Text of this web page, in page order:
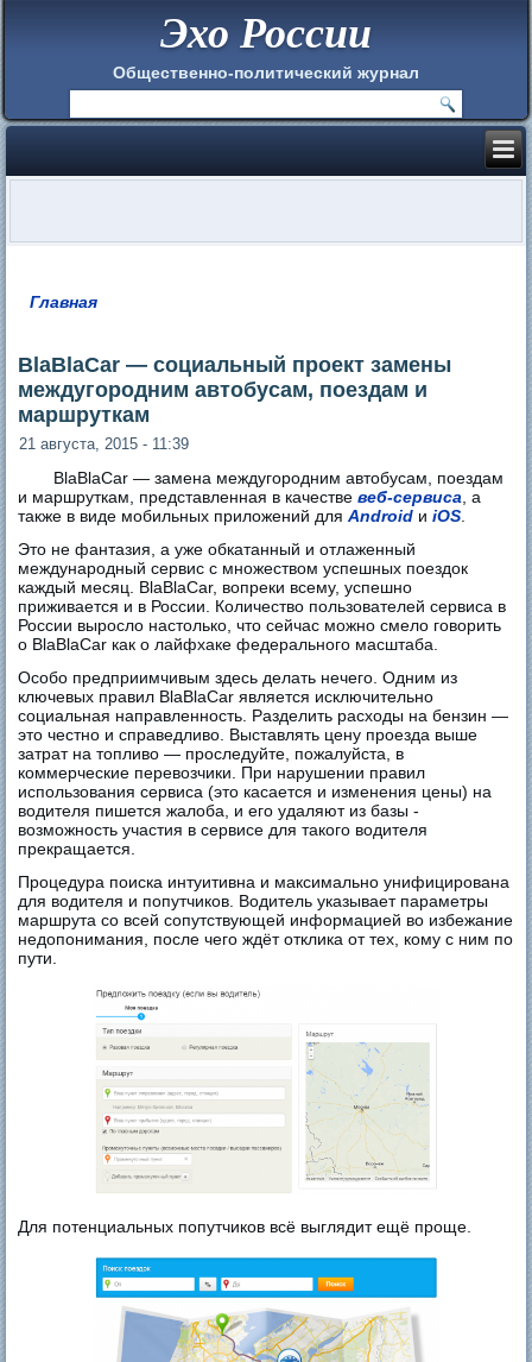
Эхо России
Общественно-политический журнал
Главная
BlaBlaCar — социальный проект замены
междугородним автобусам, поездам и
маршруткам
21 августа, 2015 - 11:39
BlaBlaCar — замена междугородним автобусам, поездам
и маршруткам, представленная в качествевеб-сервиса , а
также в виде мобильных приложений дляAndroid иiOS
Это не фантазия, а уже обкатанный и отлаженный
международный сервис с множеством успешных поездок
каждый месяц. BlaBlaCar, вопреки всему, успешно
приживается и в России. Количество пользователей сервиса в
России выросло настолько, что сейчас можно смело говорить
о BlaBlaCar как о лайфхаке федерального масштаба.
Особо предприимчивым здесь делать нечего. Одним из
ключевых правил BlaBlaCar является исключительно
социальная направленность. Разделить расходы на бензин —
это честно и справедливо. Выставлять цену проезда выше
затрат на топливо — проследуйте, пожалуйста, в
коммерческие перевозчики. При нарушении правил
использования сервиса (это касается и изменения цены) на
водителя пишется жалоба, и его удаляют из базы -
возможность участия в сервисе для такого водителя
прекращается.
Процедура поиска интуитивна и максимально унифицирована
для водителя и попутчиков. Водитель указывает параметры
маршрута со всей сопутствующей информацией во избежание
недопонимания, после чего ждёт отклика от тех, кому с ним по
пути.
Для потенциальных попутчиков всё выглядит ещё проще.